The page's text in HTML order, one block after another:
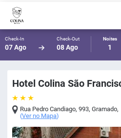
Check-In
07 Ago
Check-Out
08 Ago
Noites
1
Hotel Colina São
Rua Pedro Candiago, 993,Gramado,
(Ver no Mapa)